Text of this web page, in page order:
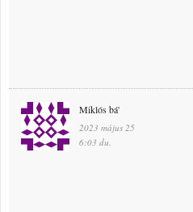
Miklós bá'
2023 május 25
6:03 du.